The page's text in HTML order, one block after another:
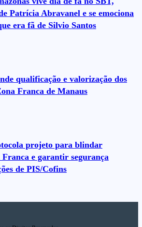
Patrícia Abravanel e se emociona
era fã de Silvio Santos
qualificação e valorização dos
Franca de Manaus
projeto para blindar
e garantir segurança
de PIS/Cofins